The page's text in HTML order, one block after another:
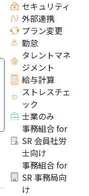
セキュリティ
外部連携
プラン変更
勤怠
タレントマネ
ジメント
給与計算
ストレスチェ
ック
士業のみ
事務組合 for
SR 会員社労
士向け
事務組合 for
SR 事務局向
け